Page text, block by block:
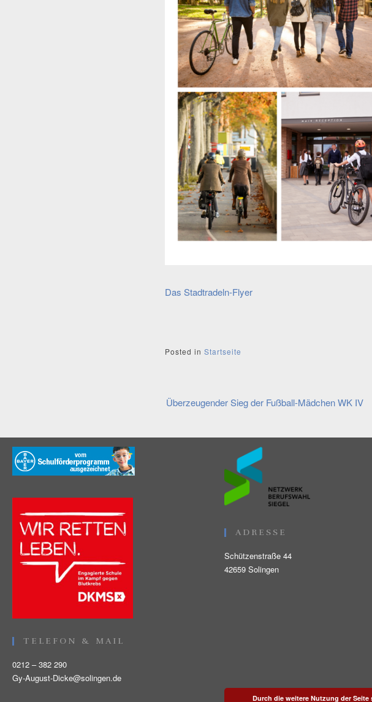
Das Stadtradeln-Flyer
Posted in Startseite
Beitragsnavigation
Überzeugender Sieg der Fußball-Mädchen WK IV
TELEFON & MAIL
0212 – 382 290
Gy-August-Dicke@solingen.de
ADRESSE
Schützenstraße 44
42659 Solingen
Durch die weitere Nutzung der